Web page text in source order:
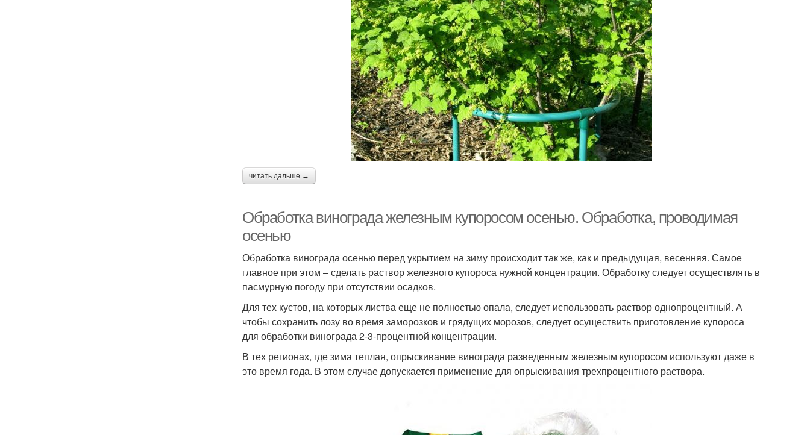
читать дальше →
Обработка винограда железным купоросом осенью. Обработка, проводимая
осенью
Обработка винограда осенью перед укрытием на зиму происходит так же, как и предыдущая, весенняя. Самое
главное при этом – сделать раствор железного купороса нужной концентрации. Обработку следует осуществлять в
пасмурную погоду при отсутствии осадков.
Для тех кустов, на которых листва еще не полностью опала, следует использовать раствор однопроцентный. А
чтобы сохранить лозу во время заморозков и грядущих морозов, следует осуществить приготовление купороса
для обработки винограда 2-3-процентной концентрации.
В тех регионах, где зима теплая, опрыскивание винограда разведенным железным купоросом используют даже в
это время года. В этом случае допускается применение для опрыскивания трехпроцентного раствора.